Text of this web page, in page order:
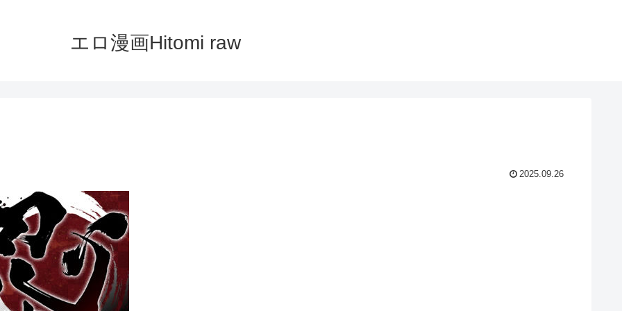
エロ漫画Hitomi raw
2025.09.26